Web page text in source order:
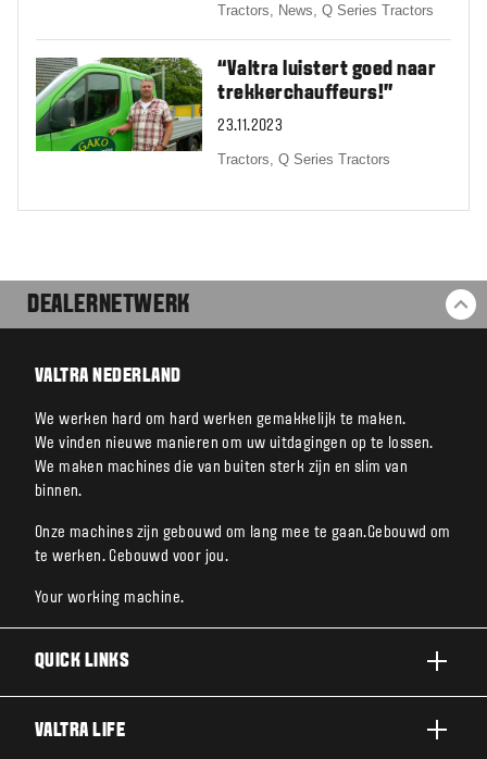
Tractors, News,Q Series Tractors
“Valtra luistert goed naar
trekkerchauffeurs!”
23.11.2023
Tractors,Q Series Tractors
DEALERNETWERK
VALTRA NEDERLAND
We werken hard om hard werken gemakkelijk te maken.
We vinden nieuwe manieren om uw uitdagingen op te lossen.
We maken machines die van buiten sterk zijn en slim van
binnen.
Onze machines zijn gebouwd om lang mee te gaan.Gebouwd om
te werken. Gebouwd voor jou.
Your working machine.
QUICK LINKS
VALTRA LIFE